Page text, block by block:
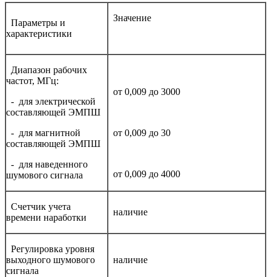
Параметры и
характеристики
Значение
Диапазон рабочих
частот, МГц:
- для электрической
составляющей ЭМПШ
- для магнитной
составляющей ЭМПШ
- для наведенного
шумового сигнала
от 0,009 до 3000
от 0,009 до 30
от 0,009 до 4000
Счетчик учета
времени наработки
наличие
Регулировка уровня
выходного шумового
сигнала
наличие